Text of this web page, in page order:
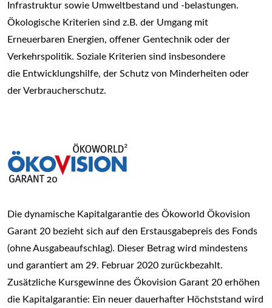
Infrastruktur sowie Umweltbestand und -belastungen.
Ökologische Kriterien sind z.B. der Umgang mit
Erneuerbaren Energien, offener Gentechnik oder der
Verkehrspolitik. Soziale Kriterien sind insbesondere
die Entwicklungshilfe, der Schutz von Minderheiten oder
der Verbraucherschutz.
Die dynamische Kapitalgarantie des Ökoworld Ökovision
Garant 20 bezieht sich auf den Erstausgabepreis des Fonds
(ohne Ausgabeaufschlag). Dieser Betrag wird mindestens
und garantiert am 29. Februar 2020 zurückbezahlt.
Zusätzliche Kursgewinne des Ökovision Garant 20 erhöhen
die Kapitalgarantie: Ein neuer dauerhafter Höchststand wird